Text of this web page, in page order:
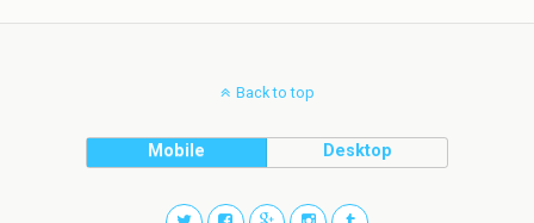
Back to top
Mobile Desktop